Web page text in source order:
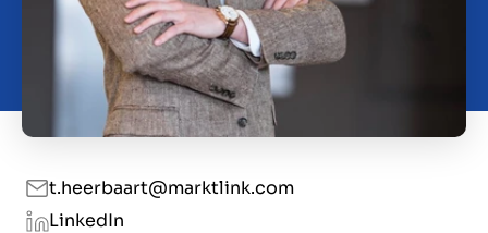
t.heerbaart@marktlink.com
LinkedIn